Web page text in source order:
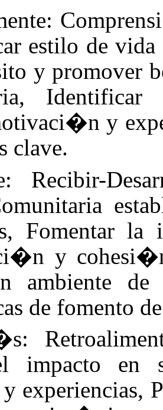
estilo de
y promover
y
clave.
Recibir-
Fomentar
y
ambiente de
de fomento
impacto en
experiencias,